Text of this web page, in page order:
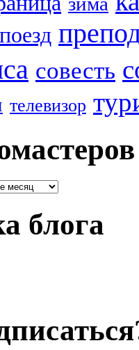
поезд
совесть
телевизор
блога